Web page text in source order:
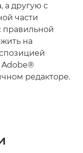
а другую с
части
правильной
на
Adobe®
редакторе.